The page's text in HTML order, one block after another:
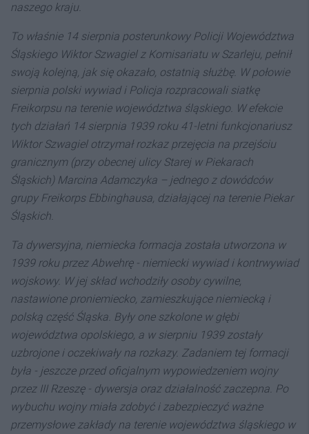
naszego kraju.
To właśnie 14 sierpnia posterunkowy Policji Województwa
Śląskiego Wiktor Szwagiel z Komisariatu w Szarleju, pełnił
swoją kolejną, jak się okazało, ostatnią służbę. W połowie
sierpnia polski wywiad i Policja rozpracowali siatkę
Freikorpsu na terenie województwa śląskiego. W efekcie
tych działań 14 sierpnia 1939 roku 41-letni funkcjonariusz
Wiktor Szwagiel otrzymał rozkaz przejęcia na przejściu
granicznym (przy obecnej ulicy Starej w Piekarach
Śląskich) Marcina Adamczyka – jednego z dowódców
grupy Freikorps Ebbinghausa, działającej na terenie Piekar
Śląskich.
Ta dywersyjna, niemiecka formacja została utworzona w
1939 roku przez Abwehrę - niemiecki wywiad i kontrwywiad
wojskowy. W jej skład wchodziły osoby cywilne,
nastawione proniemiecko, zamieszkujące niemiecką i
polską część Śląska. Były one szkolone w głębi
województwa opolskiego, a w sierpniu 1939 zostały
uzbrojone i oczekiwały na rozkazy. Zadaniem tej formacji
była - jeszcze przed oficjalnym wypowiedzeniem wojny
przez III Rzeszę - dywersja oraz działalność zaczepna. Po
wybuchu wojny miała zdobyć i zabezpieczyć ważne
przemysłowe zakłady na terenie województwa śląskiego w